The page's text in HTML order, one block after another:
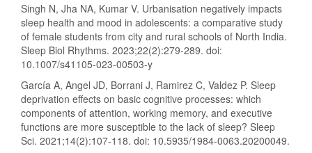
Singh N, Jha NA, Kumar V. Urbanisation negatively impacts
sleep health and mood in adolescents: a comparative study
of female students from city and rural schools of North India.
Sleep Biol Rhythms. 2023;22(2):279-289. doi:
10.1007/s41105-023-00503-y
García A, Angel JD, Borrani J, Ramirez C, Valdez P. Sleep
deprivation effects on basic cognitive processes: which
components of attention, working memory, and executive
functions are more susceptible to the lack of sleep? Sleep
Sci. 2021;14(2):107-118. doi: 10.5935/1984-0063.20200049.